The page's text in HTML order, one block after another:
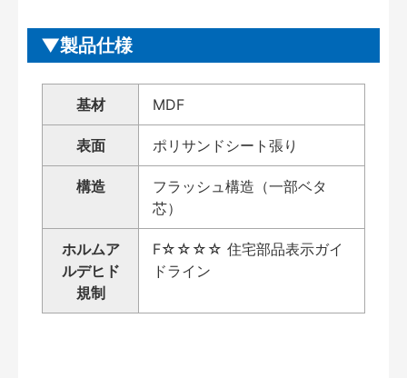
製品仕様
基材 MDF
表面 ポリサンドシート張り
構造
フラッシュ構造（一部ベタ
芯）
ホルムア
ルデヒド
規制
F☆☆☆☆ 住宅部品表示ガイ
ドライン